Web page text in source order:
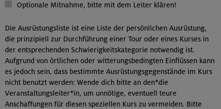
Optionale Mitnahme, bitte mit dem Leiter klären!
Die Ausrüstungsliste ist eine Liste der persönlichen Ausrüstung,
die prinzipiell zur Durchführung einer Tour oder eines Kurses in
der entsprechenden Schwierigkeitskategorie notwendig ist.
Aufgrund von örtlichen oder witterungsbedingten Einflüssen kann
es jedoch sein, dass bestimmte Ausrüstungsgegenstände im Kurs
nicht benutzt werden: Wende dich bitte an den*die
Veranstaltungsleiter*in, um unnötige, eventuell teure
Anschaffungen für diesen speziellen Kurs zu vermeiden. Bitte